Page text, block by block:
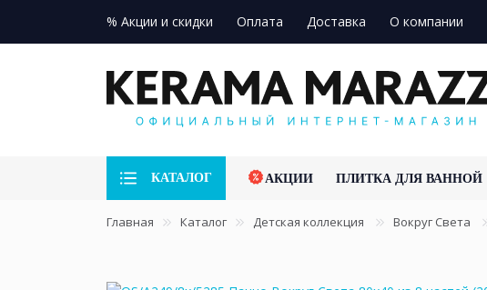
% Акции и скидки Оплата Доставка О компании
КАТАЛОГ АКЦИИ ПЛИТКА ДЛЯ ВАННОЙ
Главная Каталог Детская коллекция Вокруг Света